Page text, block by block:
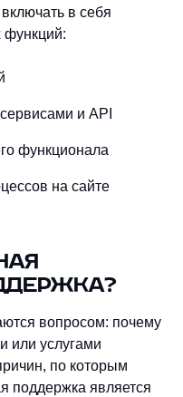
в себя
функций:
и API
функционала
на сайте
вопросом: почему
или услугами
по которым
поддержка является